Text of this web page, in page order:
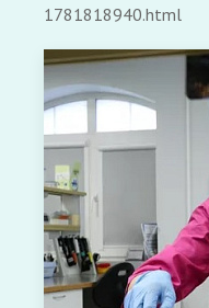
1781818940.html